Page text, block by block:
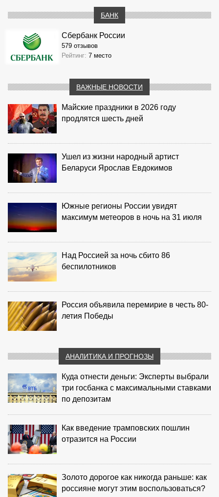
БАНК
Сбербанк России
579 отзывов
Рейтинг: 7 место
ВАЖНЫЕ НОВОСТИ
Майские праздники в 2026 году
продлятся шесть дней
Ушел из жизни народный артист
Беларуси Ярослав Евдокимов
Южные регионы России увидят
максимум метеоров в ночь на 31 июля
Над Россией за ночь сбито 86
беспилотников
Россия объявила перемирие в честь 80-
летия Победы
АНАЛИТИКА И ПРОГНОЗЫ
Куда отнести деньги: Эксперты выбрали
три госбанка с максимальными ставками
по депозитам
Как введение трамповских пошлин
отразится на России
Золото дорогое как никогда раньше: как
россияне могут этим воспользоваться?